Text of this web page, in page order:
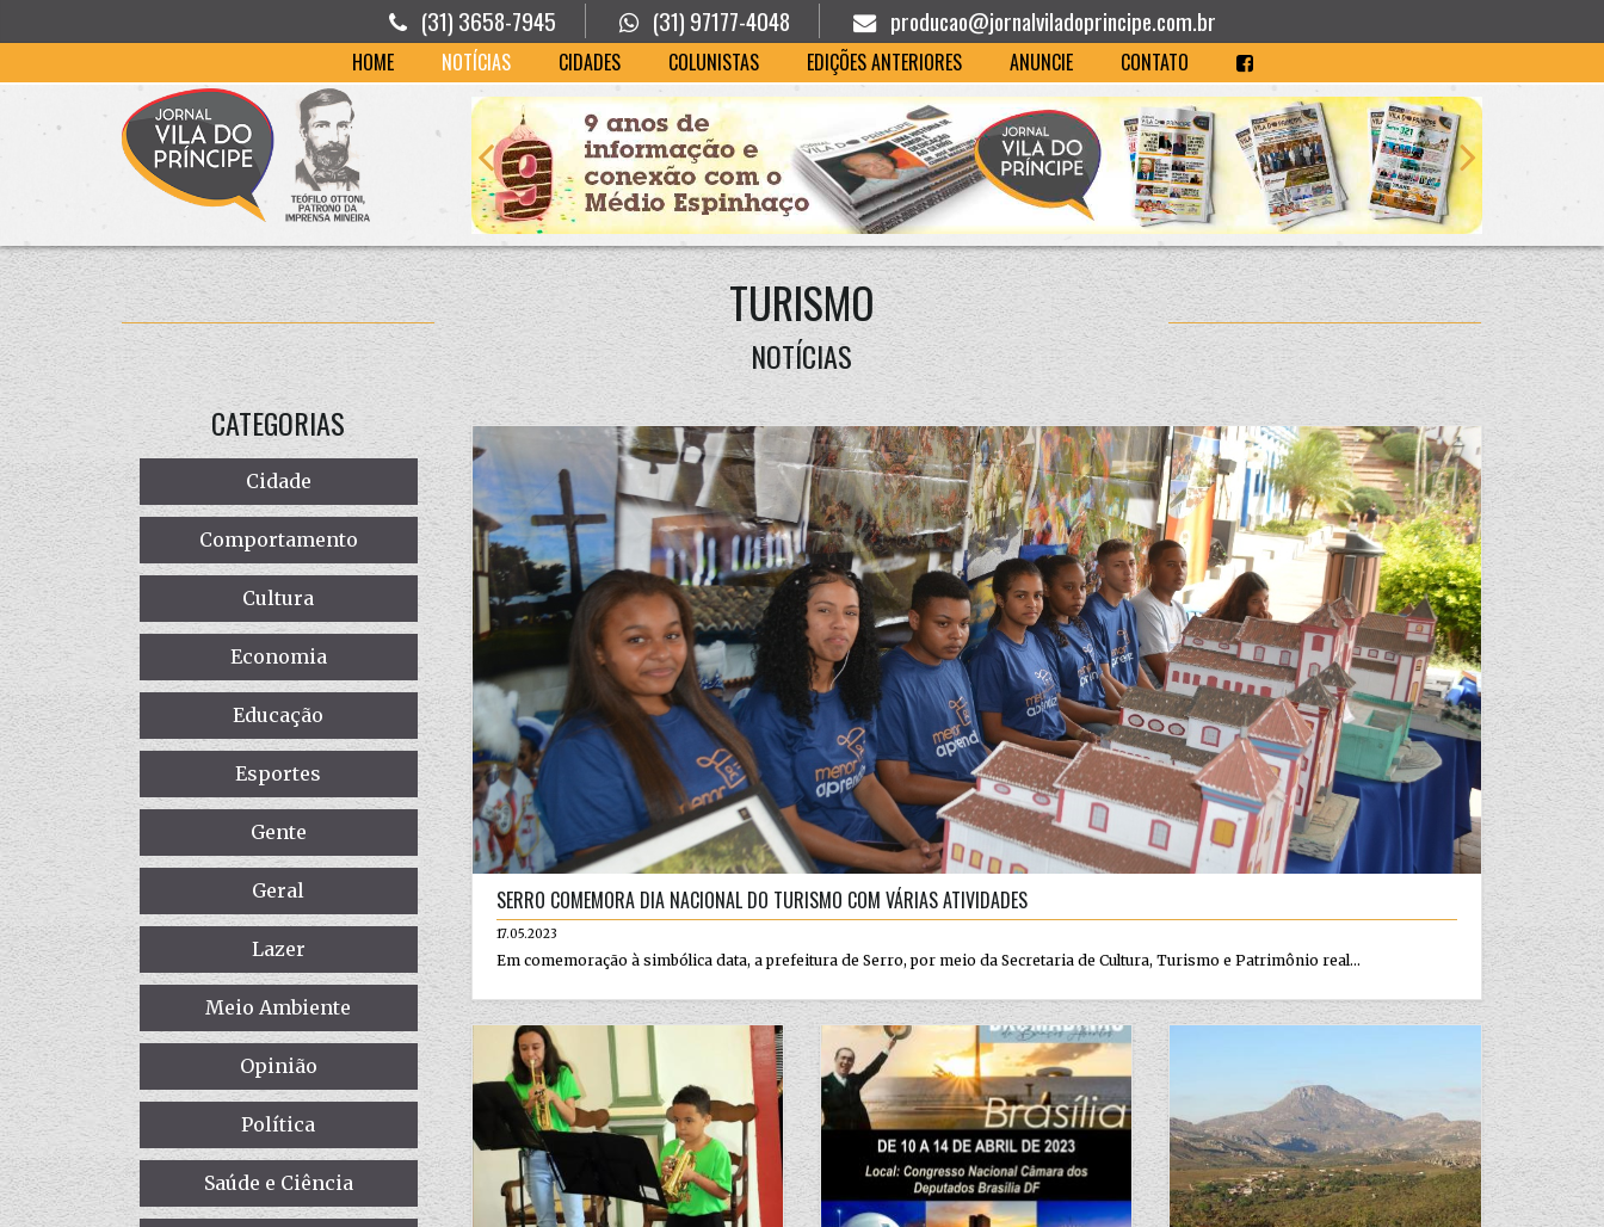
(31) 3658-7945 (31) 97177-4048 producao@jornalviladoprincipe.com.br
HOME NOTÍCIAS CIDADES COLUNISTAS EDIÇÕES ANTERIORES ANUNCIE CONTATO
TURISMO
NOTÍCIAS
CATEGORIAS
Cidade
Comportamento
Cultura
Economia
Educação
Esportes
Gente
Geral
Lazer
Meio Ambiente
Opinião
Política
Saúde e Ciência
SERRO COMEMORA DIA NACIONAL DO TURISMO COM VÁRIAS ATIVIDADES
17.05.2023
Em comemoração à simbólica data, a prefeitura de Serro, por meio da Secretaria de Cultura, Turismo e Patrimônio real...